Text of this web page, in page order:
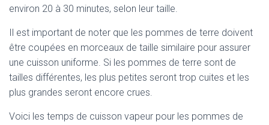
environ 20 à 30 minutes, selon leur taille.
Il est important de noter que les pommes de terre doivent
être coupées en morceaux de taille similaire pour assurer
une cuisson uniforme. Si les pommes de terre sont de
tailles différentes, les plus petites seront trop cuites et les
plus grandes seront encore crues.
Voici les temps de cuisson vapeur pour les pommes de